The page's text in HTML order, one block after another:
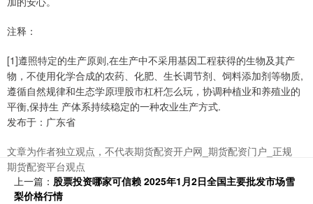
注释：
[1]遵照特定的生产原则,在生产中不采用基因工程获得的生物及其产
物，不使用化学合成的农药、化肥、生长调节剂、饲料添加剂等物质,
遵循自然规律和生态学原理股市杠杆怎么玩，协调种植业和养殖业的
平衡,保持生 产体系持续稳定的一种农业生产方式.
发布于：广东省
文章为作者独立观点，不代表期货配资开户网_期货配资门户_正规
期货配资平台观点
上一篇： 股票投资哪家可信赖 2025年1月2日全国主要批发市场雪
梨价格行情